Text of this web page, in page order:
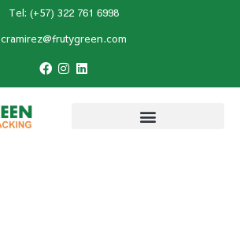
Tel: (+57) 322 761 6998
cramirez@frutygreen.com